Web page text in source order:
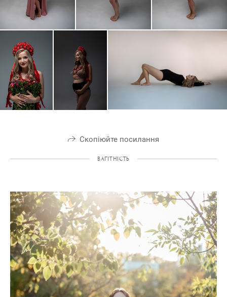
Скопіюйте посилання
ВАГІТНІСТЬ